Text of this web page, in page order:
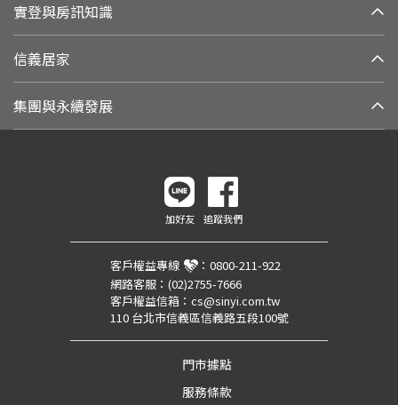
實登與房訊知識
信義居家
集團與永續發展
加好友 追蹤我們
客戶權益專線 ： 0800-211-922
網路客服： (02)2755-7666
客戶權益信箱： cs@sinyi.com.tw
110 台北市信義區信義路五段100號
門市據點
服務條款